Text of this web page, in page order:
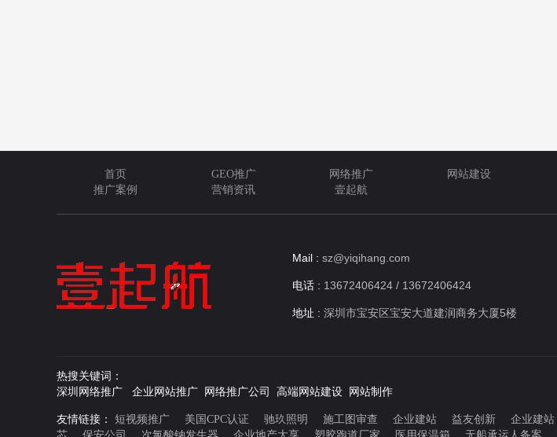
首页 GEO推广 网络推广 网站建设
推广案例
营销资讯 壹起航
Mail : sz@yiqihang.com
电话 : 13672406424 / 13672406424
地址 : 深圳市宝安区宝安大道建润商务大厦5楼
热搜关键词：
深圳网络推广 企业网站推广 网络推广公司 高端网站建设 网站制作
友情链接： 短视频推广 美国CPC认证 驰玖照明 施工图审查 企业建站 益友创新 企业建站